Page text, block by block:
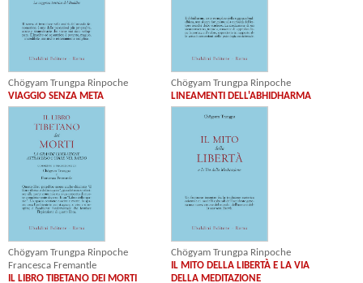
Chögyam Trungpa Rinpoche
VIAGGIO SENZA META
Chögyam Trungpa Rinpoche
LINEAMENTI DELL'ABHIDHARMA
Chögyam Trungpa Rinpoche
Francesca Fremantle
IL LIBRO TIBETANO DEI MORTI
Chögyam Trungpa Rinpoche
IL MITO DELLA LIBERTÀ E LA VIA
DELLA MEDITAZIONE